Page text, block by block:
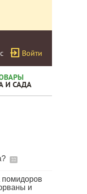
Войти
И САДА
22
помидоров
и